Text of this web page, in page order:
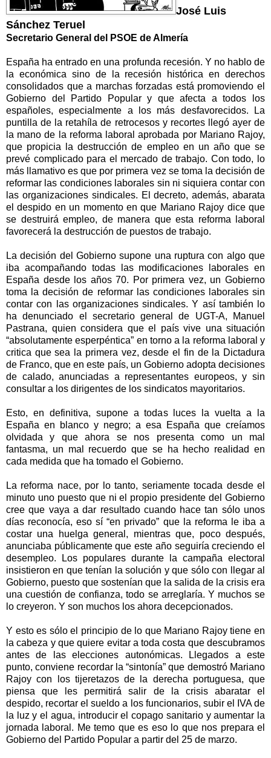
José Luis
Sánchez Teruel
Secretario General del PSOE de Almería
España ha entrado en una profunda recesión. Y no hablo de
la económica sino de la recesión histórica en derechos
consolidados que a marchas forzadas está promoviendo el
Gobierno del Partido Popular y que afecta a todos los
españoles, especialmente a los más desfavorecidos. La
puntilla de la retahíla de retrocesos y recortes llegó ayer de
la mano de la reforma laboral aprobada por Mariano Rajoy,
que propicia la destrucción de empleo en un año que se
prevé complicado para el mercado de trabajo. Con todo, lo
más llamativo es que por primera vez se toma la decisión de
reformar las condiciones laborales sin ni siquiera contar con
las organizaciones sindicales. El decreto, además, abarata
el despido en un momento en que Mariano Rajoy dice que
se destruirá empleo, de manera que esta reforma laboral
favorecerá la destrucción de puestos de trabajo.
La decisión del Gobierno supone una ruptura con algo que
iba acompañando todas las modificaciones laborales en
España desde los años 70. Por primera vez, un Gobierno
toma la decisión de reformar las condiciones laborales sin
contar con las organizaciones sindicales. Y así también lo
ha denunciado el secretario general de UGT-A, Manuel
Pastrana, quien considera que el país vive una situación
“absolutamente esperpéntica” en torno a la reforma laboral y
critica que sea la primera vez, desde el fin de la Dictadura
de Franco, que en este país, un Gobierno adopta decisiones
de calado, anunciadas a representantes europeos, y sin
consultar a los dirigentes de los sindicatos mayoritarios.
Esto, en definitiva, supone a todas luces la vuelta a la
España en blanco y negro; a esa España que creíamos
olvidada y que ahora se nos presenta como un mal
fantasma, un mal recuerdo que se ha hecho realidad en
cada medida que ha tomado el Gobierno.
La reforma nace, por lo tanto, seriamente tocada desde el
minuto uno puesto que ni el propio presidente del Gobierno
cree que vaya a dar resultado cuando hace tan sólo unos
días reconocía, eso sí “en privado” que la reforma le iba a
costar una huelga general, mientras que, poco después,
anunciaba públicamente que este año seguiría creciendo el
desempleo. Los populares durante la campaña electoral
insistieron en que tenían la solución y que sólo con llegar al
Gobierno, puesto que sostenían que la salida de la crisis era
una cuestión de confianza, todo se arreglaría. Y muchos se
lo creyeron. Y son muchos los ahora decepcionados.
Y esto es sólo el principio de lo que Mariano Rajoy tiene en
la cabeza y que quiere evitar a toda costa que descubramos
antes de las elecciones autonómicas. Llegados a este
punto, conviene recordar la “sintonía” que demostró Mariano
Rajoy con los tijeretazos de la derecha portuguesa, que
piensa que les permitirá salir de la crisis abaratar el
despido, recortar el sueldo a los funcionarios, subir el IVA de
la luz y el agua, introducir el copago sanitario y aumentar la
jornada laboral. Me temo que es eso lo que nos prepara el
Gobierno del Partido Popular a partir del 25 de marzo.